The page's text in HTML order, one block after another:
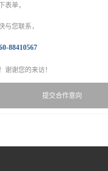
表单，
与您联系，
88410567
谢谢您的来访！
提交合作意向